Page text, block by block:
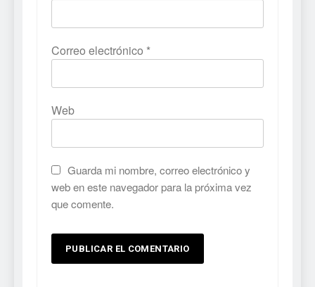
Correo electrónico *
Web
Guarda mi nombre, correo electrónico y
web en este navegador para la próxima vez
que comente.